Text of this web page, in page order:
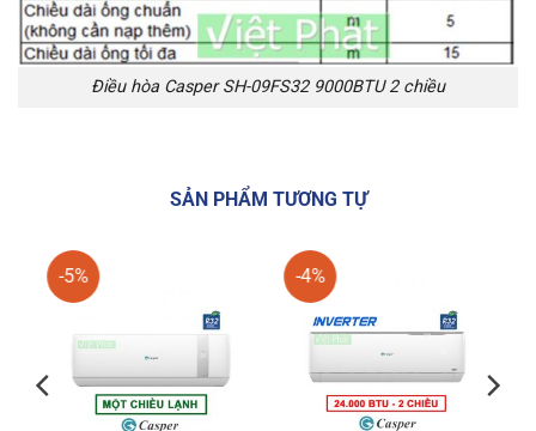
Điều hòa Casper SH-09FS32 9000BTU 2 chiều
SẢN PHẨM TƯƠNG TỰ
-5% -4%